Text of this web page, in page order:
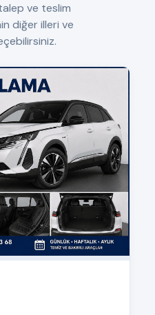
ve teslim
diğer illeri ve